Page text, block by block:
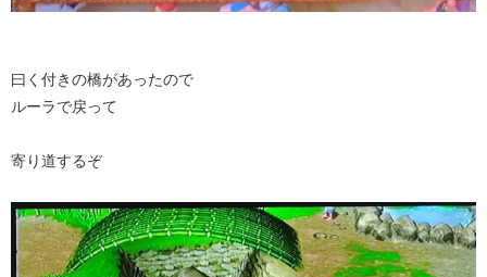
曰く付きの橋があったので
ルーラで戻って
寄り道するぞ